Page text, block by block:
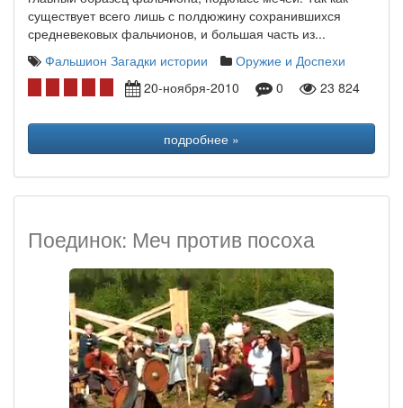
существует всего лишь с полдюжину сохранившихся
средневековых фальчионов, и большая часть из...
Фальшион Загадки истории
Оружие и Доспехи
20-ноября-2010
0 23 824
подробнее »
Поединок: Меч против посоха